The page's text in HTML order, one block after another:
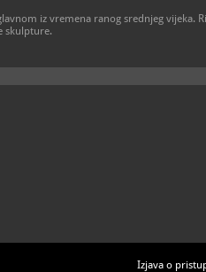
iz vremena ranog srednjeg vijeka.
skulpture.
Izjava o